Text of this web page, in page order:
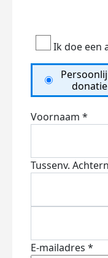
Ik doe een
donatie
Voornaam *
Tussenv.
E-mailadres *